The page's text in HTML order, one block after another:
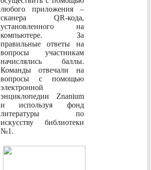
любого приложения –
сканера QR-кода,
установленного на
компьютере. За
правильные ответы на
вопросы участникам
начислялись баллы.
Команды отвечали на
вопросы с помощью
электронной
энциклопедии Znanium
и используя фонд
литературы по
искусству библиотеки
№1.